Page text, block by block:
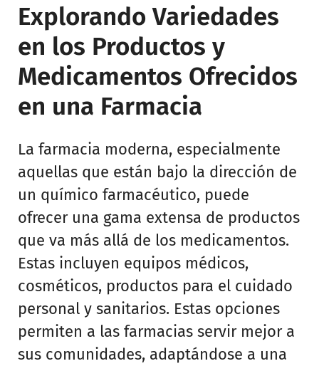
Explorando Variedades
en los Productos y
Medicamentos Ofrecidos
en una Farmacia
La farmacia moderna, especialmente
aquellas que están bajo la dirección de
un químico farmacéutico, puede
ofrecer una gama extensa de productos
que va más allá de los medicamentos.
Estas incluyen equipos médicos,
cosméticos, productos para el cuidado
personal y sanitarios. Estas opciones
permiten a las farmacias servir mejor a
sus comunidades, adaptándose a una